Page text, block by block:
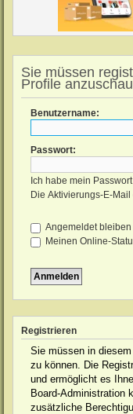
Sie müssen
Profile
Benutzername:
Passwort:
Ich habe mein
Die Aktivierungs-E-
Angemeldet bleiben
Meinen Online-
Registrieren
Sie müssen in
zu können. Die
und ermöglicht es
Board-Administration
zusätzliche